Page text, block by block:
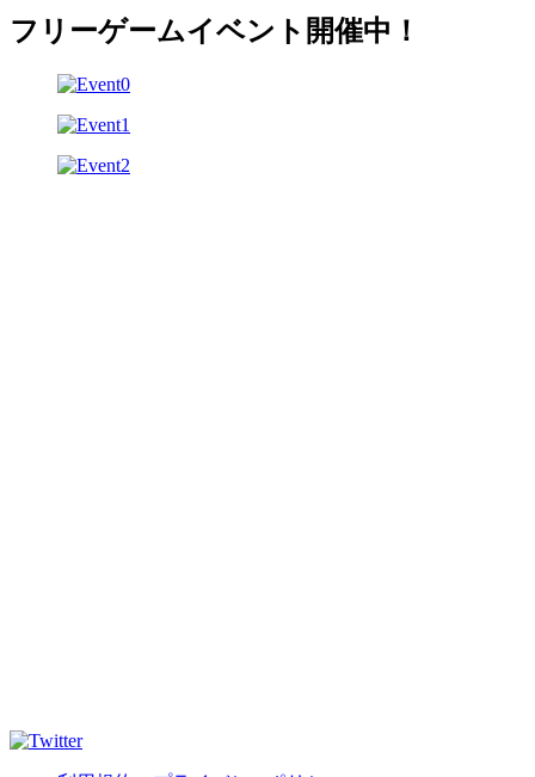
フリーゲームイベント開催中！